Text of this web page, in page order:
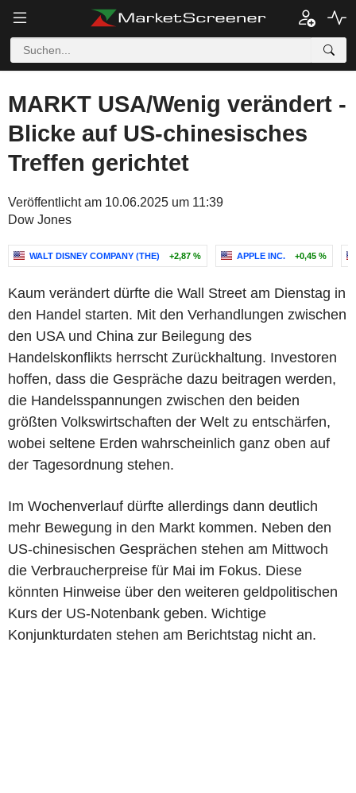
MARKT USA/Wenig verändert -
Blicke auf US-chinesisches
Treffen gerichtet
Veröffentlicht am 10.06.2025 um 11:39
Dow Jones
WALT DISNEY COMPANY (THE) +2,87 % APPLE INC. +0,45 %
Kaum verändert dürfte die Wall Street am Dienstag in
den Handel starten. Mit den Verhandlungen zwischen
den USA und China zur Beilegung des
Handelskonflikts herrscht Zurückhaltung. Investoren
hoffen, dass die Gespräche dazu beitragen werden,
die Handelsspannungen zwischen den beiden
größten Volkswirtschaften der Welt zu entschärfen,
wobei seltene Erden wahrscheinlich ganz oben auf
der Tagesordnung stehen.
Im Wochenverlauf dürfte allerdings dann deutlich
mehr Bewegung in den Markt kommen. Neben den
US-chinesischen Gesprächen stehen am Mittwoch
die Verbraucherpreise für Mai im Fokus. Diese
könnten Hinweise über den weiteren geldpolitischen
Kurs der US-Notenbank geben. Wichtige
Konjunkturdaten stehen am Berichtstag nicht an.